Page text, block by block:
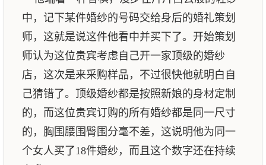
中，记下某件婚纱的号码交给身后的婚礼策划
师，这就是说这件他看中并买下了。开始策划
师认为这位贵宾考虑自己开一家顶级的婚纱
店，这次是来采购样品，不过很快他就明白自
己猜错了。顶级婚纱都是按照新娘的身材定制
的，而这位贵宾订购的所有婚纱都是同一尺寸
的，胸围腰围臀围分毫不差，这说明他为同一
个女人买了18件婚纱，而且这个数字还在持续